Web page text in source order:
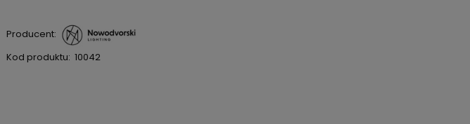
Producent:
Kod produktu: 10042